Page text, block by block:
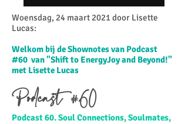
Woensdag, 24 maart 2021 door Lisette
Lucas:​
Welkom bij de Shownotes van Podcast
#60 van "Shift to EnergyJoy and Beyond!"
met Lisette Lucas
Podcast #60
Podcast 60. Soul Connections, Soulmates,